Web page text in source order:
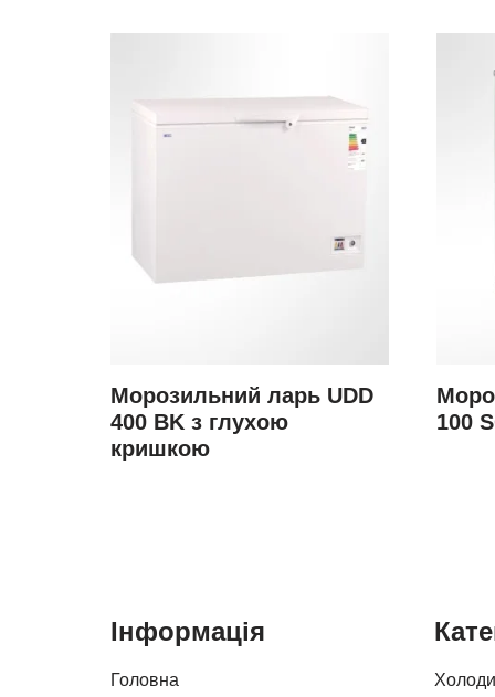
Морозильний ларь UDD
400 BK з глухою
кришкою
100
Інформація
Головна